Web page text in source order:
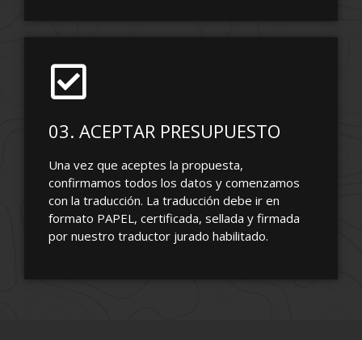
03. ACEPTAR PRESUPUESTO
Una vez que aceptes la propuesta,
confirmamos todos los datos y comenzamos
con la traducción. La traducción debe ir en
formato PAPEL, certificada, sellada y firmada
por nuestro traductor jurado habilitado.